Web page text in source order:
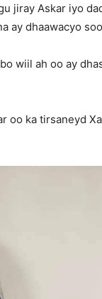
jiray Askar iyo
ay dhaawacyo
wiil ah oo ay
ka tirsaneyd